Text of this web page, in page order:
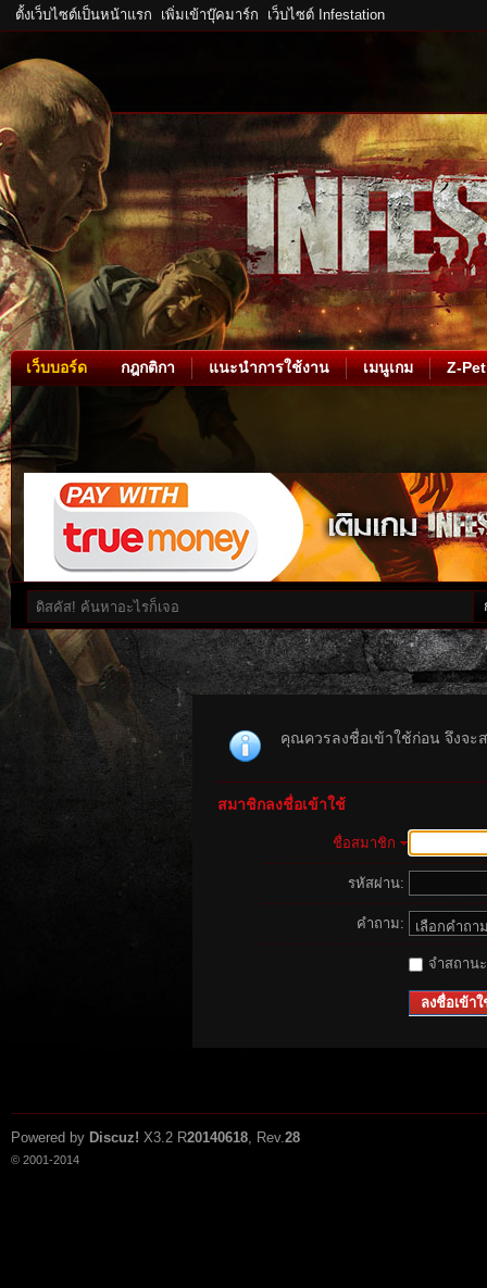
ตั้งเว็บไซต์เป็นหน้าแรก เพิ่มเข้าบุ๊คมาร์ก เว็บไซต์ Infestation
เว็บบอร์ด กฎกติกา แนะนำการใช้งาน เมนูเกม Z-Pet
คุณควรลงชื่อเข้าใช้ก่อน จึงจะ
สมาชิกลงชื่อเข้าใช้
ชื่อสมาชิก
รหัสผ่าน:
คำถาม:
จำสถาน
ลงชื่อเข้าใ
Powered by Discuz! X3.2 R20140618, Rev.28
© 2001-2014